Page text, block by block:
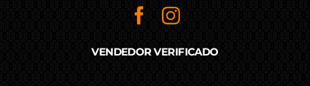
VENDEDOR VERIFICADO